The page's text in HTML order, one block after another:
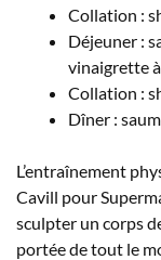
Collation :
Déjeuner :
vinaigrette à
Collation :
Dîner :
L’entraînement
Cavill pour
sculpter un corps
portée de tout le